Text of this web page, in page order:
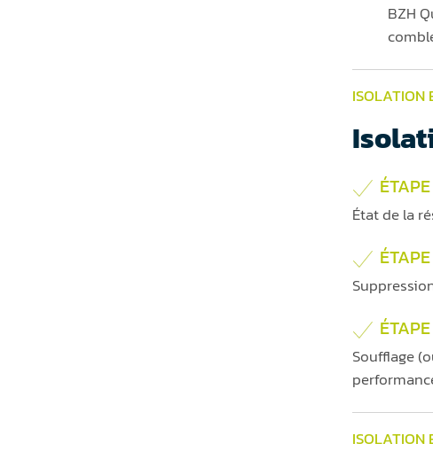
BZH
ISOLATION
État de la
Soufflage
ISOLATION